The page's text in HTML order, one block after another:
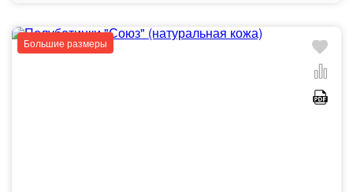
Большие размеры